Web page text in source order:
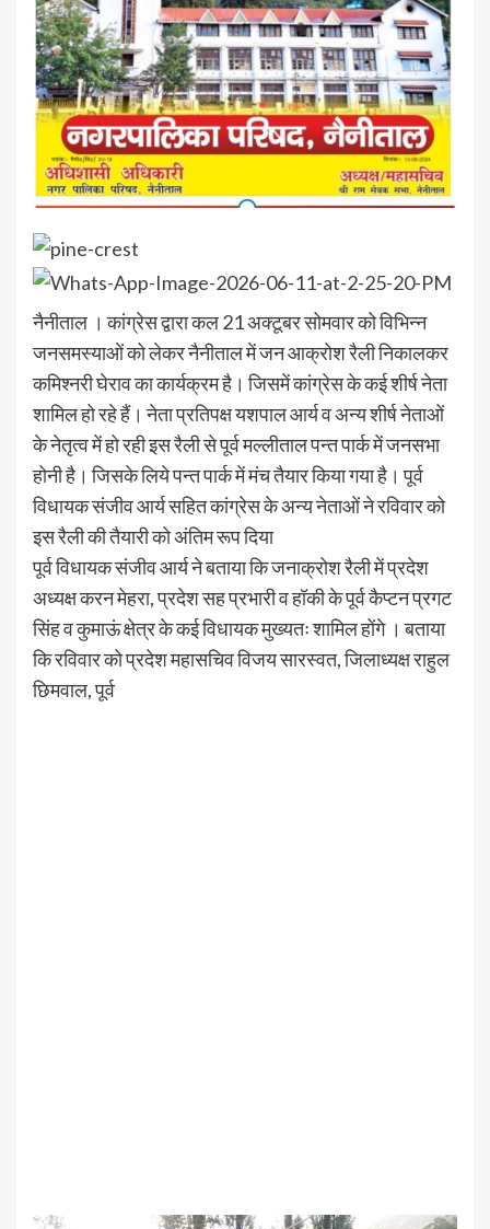
नैनीताल । कांग्रेस द्वारा कल 21 अक्टूबर सोमवार को विभिन्न
जनसमस्याओं को लेकर नैनीताल में जन आक्रोश रैली निकालकर
कमिश्नरी घेराव का कार्यक्रम है। जिसमें कांग्रेस के कई शीर्ष नेता
शामिल हो रहे हैं। नेता प्रतिपक्ष यशपाल आर्य व अन्य शीर्ष नेताओं
के नेतृत्व में हो रही इस रैली से पूर्व मल्लीताल पन्त पार्क में जनसभा
होनी है। जिसके लिये पन्त पार्क में मंच तैयार किया गया है। पूर्व
विधायक संजीव आर्य सहित कांग्रेस के अन्य नेताओं ने रविवार को
इस रैली की तैयारी को अंतिम रूप दिया
पूर्व विधायक संजीव आर्य ने बताया कि जनाक्रोश रैली में प्रदेश
अध्यक्ष करन मेहरा, प्रदेश सह प्रभारी व हॉकी के पूर्व कैप्टन प्रगट
सिंह व कुमाऊं क्षेत्र के कई विधायक मुख्यतः शामिल होंगे । बताया
कि रविवार को प्रदेश महासचिव विजय सारस्वत, जिलाध्यक्ष राहुल
छिमवाल, पूर्व